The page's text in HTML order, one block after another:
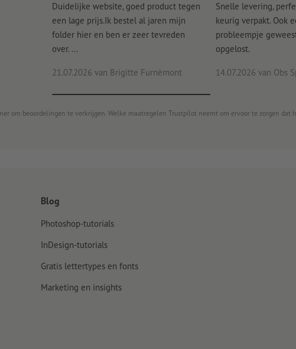
Duidelijke website, goed product tegen
een lage prijs.Ik bestel al jaren mijn
folder hier en ben er zeer tevreden
over. ...
21.07.2026 van Brigitte Furnèmont
Snelle levering,
keurig verpakt. Ook
probleempje
opgelost.
14.07.2026 van Obs
om beoordelingen te verkrijgen. Welke maatregelen Trustpilot neemt om ervoor te zorgen dat
Blog
Photoshop-tutorials
InDesign-tutorials
Gratis lettertypes en fonts
Marketing en insights